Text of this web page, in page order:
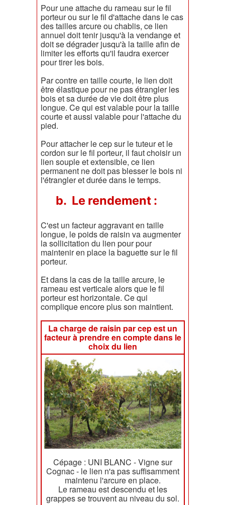
Pour une attache du rameau sur le fil
porteur ou sur le fil d'attache dans le cas
des tailles arcure ou chablis, ce lien
annuel doit tenir jusqu'à la vendange et
doit se dégrader jusqu'à la taille afin de
limiter les efforts qu'il faudra exercer
pour tirer les bois.
Par contre en taille courte, le lien doit
être élastique pour ne pas étrangler les
bois et sa durée de vie doit être plus
longue. Ce qui est valable pour la taille
courte et aussi valable pour l'attache du
pied.
Pour attacher le cep sur le tuteur et le
cordon sur le fil porteur, il faut choisir un
lien souple et extensible, ce lien
permanent ne doit pas blesser le bois ni
l'étrangler et durée dans le temps.
b. Le rendement :
C'est un facteur aggravant en taille
longue, le poids de raisin va augmenter
la sollicitation du lien pour pour
maintenir en place la baguette sur le fil
porteur.
Et dans la cas de la taille arcure, le
rameau est verticale alors que le fil
porteur est horizontale. Ce qui
complique encore plus son maintient.
La charge de raisin par cep est un
facteur à prendre en compte dans le
choix du lien
Cépage : UNI BLANC - Vigne sur
Cognac - le lien n'a pas suffisamment
maintenu l'arcure en place.
Le rameau est descendu et les
grappes se trouvent au niveau du sol.